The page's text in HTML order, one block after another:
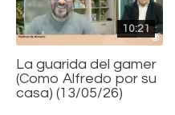
10:21
La guarida del gamer
(Como Alfredo por su
casa) (13/05/26)